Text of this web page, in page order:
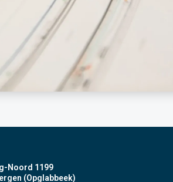
Noord 1199
(Opglabbeek)